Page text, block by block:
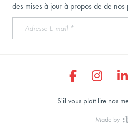
des mises à jour à propos de de nos
Made by
S'il vous plaît lire nos